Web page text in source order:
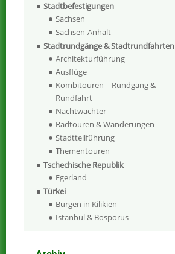
Stadtbefestigungen
Sachsen
Sachsen-Anhalt
Stadtrundgänge & Stadtrundfahrten
Architekturführung
Ausflüge
Kombitouren – Rundgang &
Rundfahrt
Nachtwächter
Radtouren & Wanderungen
Stadtteilführung
Thementouren
Tschechische Republik
Egerland
Türkei
Burgen in Kilikien
Istanbul & Bosporus